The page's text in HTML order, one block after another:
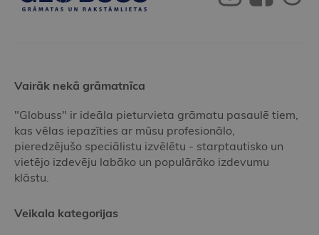
Vairāk nekā grāmatnīca
"Globuss" ir ideāla pieturvieta grāmatu pasaulē tiem,
kas vēlas iepazīties ar mūsu profesionālo,
pieredzējušo speciālistu izvēlētu - starptautisko un
vietējo izdevēju labāko un populārāko izdevumu
klāstu.
Veikala kategorijas